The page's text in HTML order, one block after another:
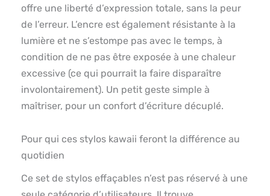
offre une liberté d’expression totale, sans la peur
de l’erreur. L’encre est également résistante à la
lumière et ne s’estompe pas avec le temps, à
condition de ne pas être exposée à une chaleur
excessive (ce qui pourrait la faire disparaître
involontairement). Un petit geste simple à
maîtriser, pour un confort d’écriture décuplé.
Pour qui ces stylos kawaii feront la différence au
quotidien
Ce set de stylos effaçables n’est pas réservé à une